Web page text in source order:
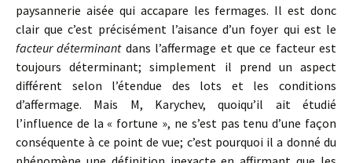
paysannerie aisée qui accapare les fermages. Il est donc
clair que c’est précisément l’aisance d’un foyer qui est le
facteur déterminantdans l’affermage et que ce facteur est
toujours déterminant; simplement il prend un aspect
différent selon l’étendue des lots et les conditions
d’affermage. Mais M, Karychev, quoiqu’il ait étudié
l’influence de la « fortune », ne s’est pas tenu d’une façon
conséquente à ce point de vue; c’est pourquoi il a donné du